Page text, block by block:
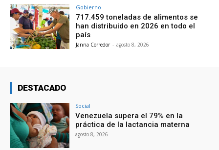
Gobierno
717.459 toneladas de alimentos se
han distribuido en 2026 en todo el
país
Janna Corredor - agosto 8, 2026
DESTACADO
Social
Venezuela supera el 79% en la
práctica de la lactancia materna
agosto 8, 2026